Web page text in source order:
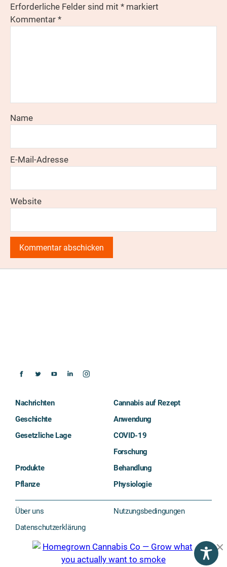
Erforderliche Felder sind mit * markiert
Kommentar *
Name
E-Mail-Adresse
Website
Nachrichten
Geschichte
Gesetzliche Lage
Cannabis auf Rezept
Anwendung
COVID-19
Forschung
Produkte
Behandlung
Pflanze
Physiologie
Über uns
Datenschutzerklärung
Impressum
Nutzungsbedingungen
©2026 The Cannigma. Alle Rechte vorbehalten.